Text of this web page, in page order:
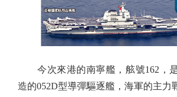
今次來港的南寧艦，舷號162，
造的052D型導彈驅逐艦，海軍的主力